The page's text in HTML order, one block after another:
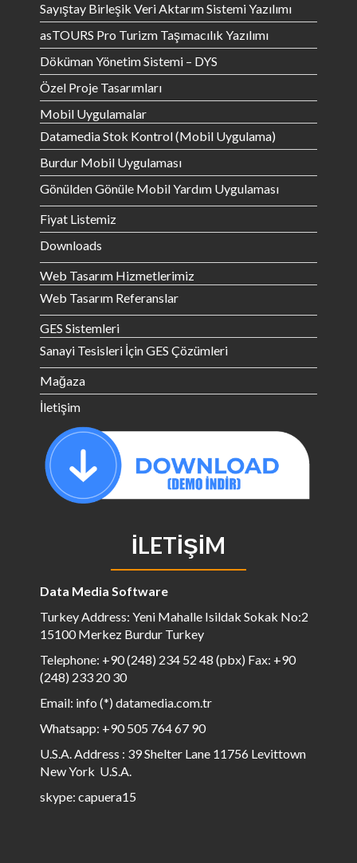
Sayıştay Birleşik Veri Aktarım Sistemi Yazılımı
asTOURS Pro Turizm Taşımacılık Yazılımı
Döküman Yönetim Sistemi – DYS
Özel Proje Tasarımları
Mobil Uygulamalar
Datamedia Stok Kontrol (Mobil Uygulama)
Burdur Mobil Uygulaması
Gönülden Gönüle Mobil Yardım Uygulaması
Fiyat Listemiz
Downloads
Web Tasarım Hizmetlerimiz
Web Tasarım Referanslar
GES Sistemleri
Sanayi Tesisleri İçin GES Çözümleri
Mağaza
İletişim
İLETIŞIM
Data Media Software
Turkey Address: Yeni Mahalle Isildak Sokak No:2
15100 Merkez Burdur Turkey
Telephone: +90 (248) 234 52 48 (pbx) Fax: +90
(248) 233 20 30
Email: info (*) datamedia.com.tr
Whatsapp: +90 505 764 67 90
U.S.A. Address : 39 Shelter Lane 11756 Levittown
New York U.S.A.
skype: capuera15